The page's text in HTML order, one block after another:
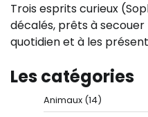
Trois esprits curieux
décalés, prêts à
quotidien et à les
Les catégories
Animaux (14)